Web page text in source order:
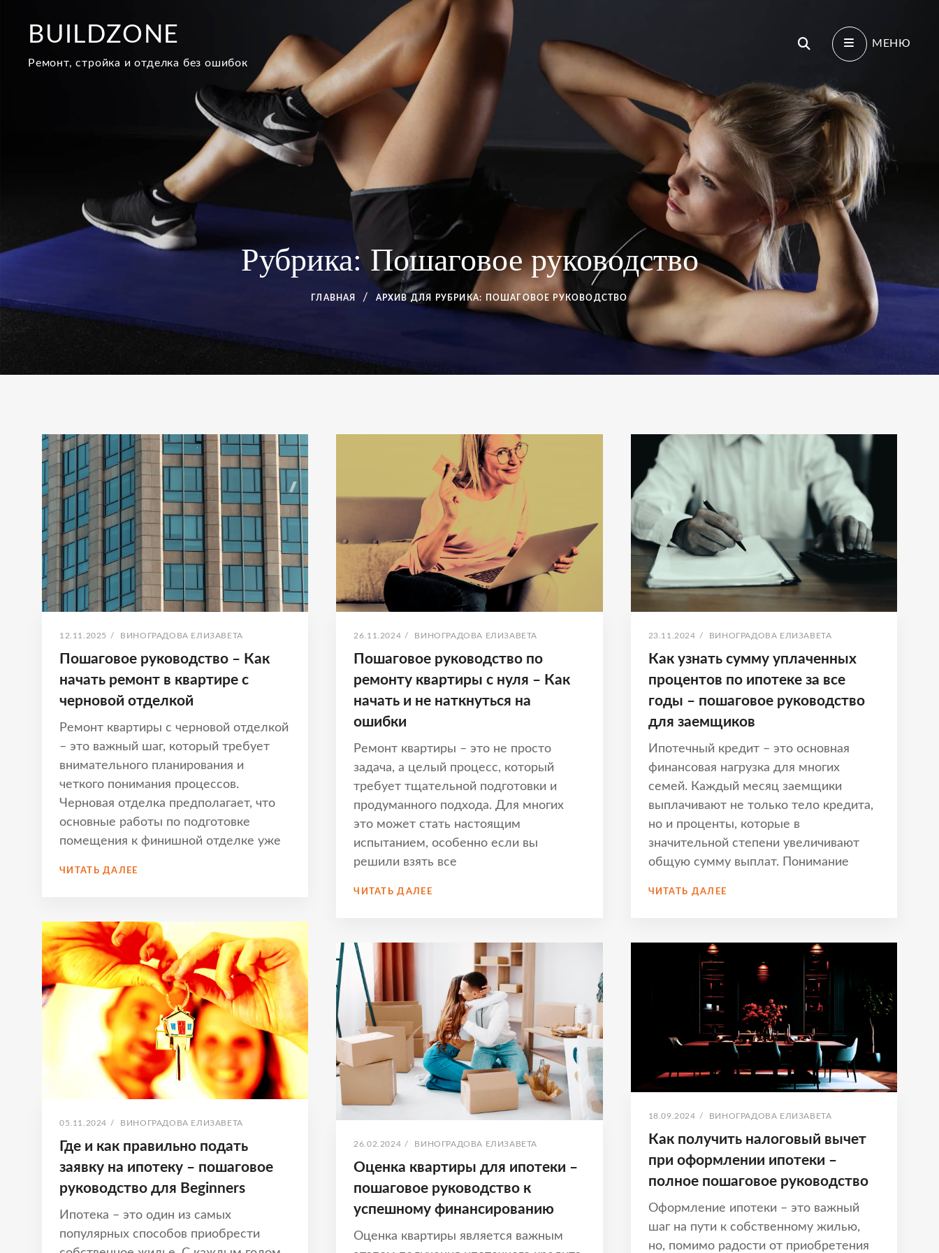
содержимому
BUILDZONE
Ремонт, стройка и отделка без ошибок
Поиск МЕНЮ
Рубрика: Пошаговое руководство
ГЛАВНАЯ АРХИВ ДЛЯ РУБРИКА: ПОШАГОВОЕ РУКОВОДСТВО
Рубрика:
Пошаговое
руководство
ОПУБЛИКОВАНО
12.11.2025 / АВТОР:
ВИНОГРАДОВА ЕЛИЗАВЕТА
Пошаговое руководство – Как
начать ремонт в квартире с
черновой отделкой
Ремонт квартиры с черновой отделкой
– это важный шаг, который требует
внимательного планирования и
четкого понимания процессов.
Черновая отделка предполагает, что
основные работы по подготовке
помещения к финишной отделке уже
ЧИТАТЬ ДАЛЕЕ
НАЧАТЬ
РЕМОНТ
В
КВАРТИРЕ
С
ЧЕРНОВОЙ
ОТДЕЛКОЙ
ОПУБЛИКОВАНО
26.11.2024 / АВТОР:
ВИНОГРАДОВА ЕЛИЗАВЕТА
Пошаговое руководство по
ремонту квартиры с нуля – Как
начать и не наткнуться на
ошибки
Ремонт квартиры – это не просто
задача, а целый процесс, который
требует тщательной подготовки и
продуманного подхода. Для многих
это может стать настоящим
испытанием, особенно если вы
решили взять все
ЧИТАТЬ ДАЛЕЕПОШАГОВОЕ
КВАРТИРЫ
КАК
НАЧАТЬ
И
НЕ
НАТКНУТЬСЯ
НА
ОШИБКИ
ОПУБЛИКОВАНО
23.11.2024 / АВТОР:
ВИНОГРАДОВА ЕЛИЗАВЕТА
Как узнать сумму уплаченных
процентов по ипотеке за все
годы – пошаговое руководство
для заемщиков
Ипотечный кредит – это основная
финансовая нагрузка для многих
семей. Каждый месяц заемщики
выплачивают не только тело кредита,
но и проценты, которые в
значительной степени увеличивают
общую сумму выплат. Понимание
ЧИТАТЬ ДАЛЕЕ
ПРОЦЕНТОВ
ИПОТЕКЕ
ЗА
ГОДЫ
ПОШАГОВОЕ
РУКОВОДСТВО
ДЛЯ
ЗАЕМЩИКОВ
ОПУБЛИКОВАНО
05.11.2024 / АВТОР:
ВИНОГРАДОВА ЕЛИЗАВЕТА
Где и как правильно подать
заявку на ипотеку – пошаговое
руководство для Beginners
Ипотека – это один из самых
популярных способов приобрести
ОПУБЛИКОВАНО
18.09.2024 / АВТОР:
ВИНОГРАДОВА ЕЛИЗАВЕТА
Как получить налоговый вычет
при оформлении ипотеки –
полное пошаговое руководство
Оформление ипотеки – это важный
шаг на пути к собственному жилью,
но, помимо радости от приобретения
ОПУБЛИКОВАНО
26.02.2024 / АВТОР:
ВИНОГРАДОВА ЕЛИЗАВЕТА
Оценка квартиры для ипотеки –
пошаговое руководство к
успешному финансированию
Оценка квартиры является важным